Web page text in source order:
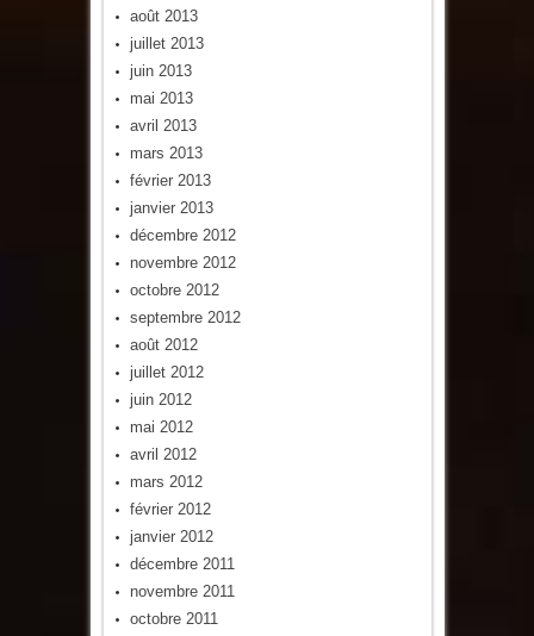
août 2013
juillet 2013
juin 2013
mai 2013
avril 2013
mars 2013
février 2013
janvier 2013
décembre 2012
novembre 2012
octobre 2012
septembre 2012
août 2012
juillet 2012
juin 2012
mai 2012
avril 2012
mars 2012
février 2012
janvier 2012
décembre 2011
novembre 2011
octobre 2011